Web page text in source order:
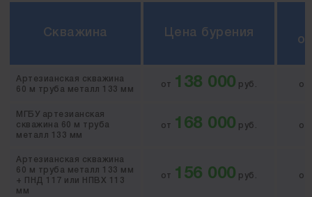
Скважина Цена бурения
Артезианская скважина
60 м труба металл 133 мм
от 138 000 руб. от
МГБУ артезианская
скважина 60 м труба
металл 133 мм
от 168 000 руб. от
Артезианская скважина
60 м труба металл 133 мм
+ ПНД 117 или НПВХ 113
мм
от 156 000 руб. от